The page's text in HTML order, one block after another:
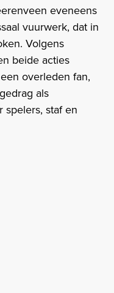
eveneens
vuurwerk, dat in
Volgens
beide acties
overleden fan,
als
spelers, staf en